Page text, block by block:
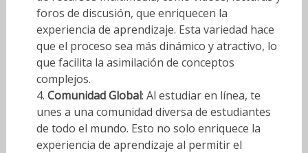
foros de discusión, que enriquecen la
experiencia de aprendizaje. Esta variedad hace
que el proceso sea más dinámico y atractivo, lo
que facilita la asimilación de conceptos
complejos.
Comunidad Global: Al estudiar en línea, te
unes a una comunidad diversa de estudiantes
de todo el mundo. Esto no solo enriquece la
experiencia de aprendizaje al permitir el